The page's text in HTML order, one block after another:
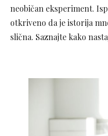
neobičan eksperiment.
otkriveno da je istorija
slična. Saznajte kako